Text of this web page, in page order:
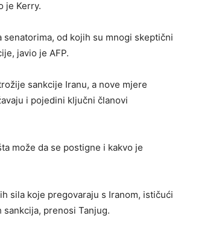
je Kerry.
senatorima, od kojih su mnogi skeptični
javio je AFP.
sankcije Iranu, a nove mjere
i pojedini ključni članovi
može da se postigne i kakvo je
sila koje pregovaraju s Iranom, ističući
prenosi Tanjug.